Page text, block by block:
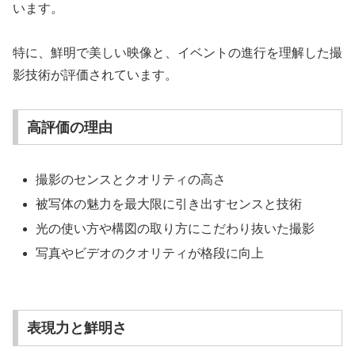
います。
特に、鮮明で美しい映像と、イベントの進行を理解した撮
影技術が評価されています。
高評価の理由
撮影のセンスとクオリティの高さ
被写体の魅力を最大限に引き出すセンスと技術
光の使い方や構図の取り方にこだわり抜いた撮影
写真やビデオのクオリティが格段に向上
表現力と鮮明さ